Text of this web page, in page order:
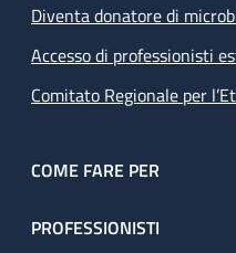
Diventa donatore di
Accesso di professionisti
Comitato Regionale per
COME FARE PER
PROFESSIONISTI